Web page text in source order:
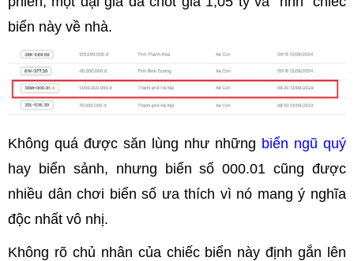
biển này về nhà.
Không quá được săn lùng như những biển ngũ quý
hay biển sảnh, nhưng biển số 000.01 cũng được
nhiều dân chơi biển số ưa thích vì nó mang ý nghĩa
độc nhất vô nhị.
Không rõ chủ nhân của chiếc biển này định gắn lên